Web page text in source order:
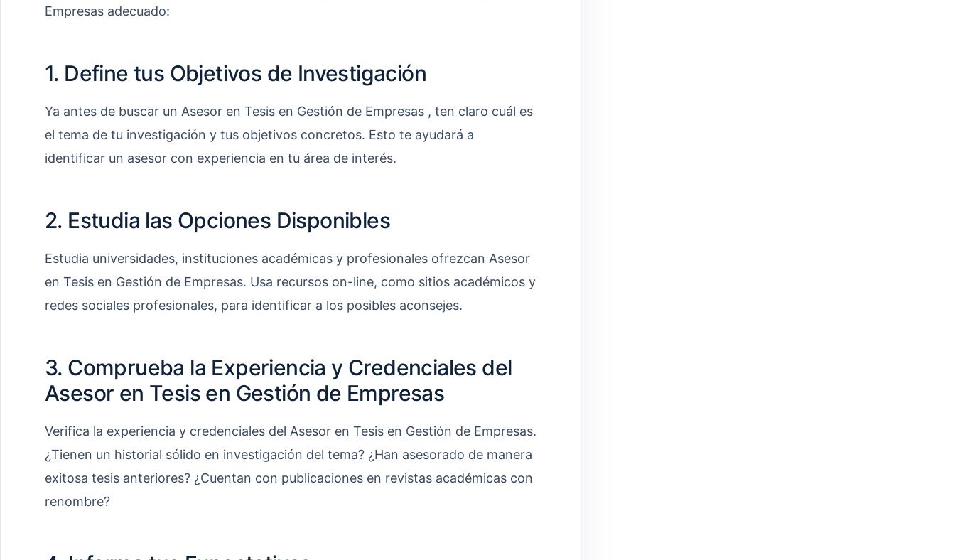
Empresas adecuado:
1. Define tus Objetivos de Investigación
Ya antes de buscar un Asesor en Tesis en Gestión de Empresas , ten claro cuál es
el tema de tu investigación y tus objetivos concretos. Esto te ayudará a
identificar un asesor con experiencia en tu área de interés.
2. Estudia las Opciones Disponibles
Estudia universidades, instituciones académicas y profesionales ofrezcan Asesor
en Tesis en Gestión de Empresas. Usa recursos on-line, como sitios académicos y
redes sociales profesionales, para identificar a los posibles aconsejes.
3. Comprueba la Experiencia y Credenciales del
Asesor en Tesis en Gestión de Empresas
Verifica la experiencia y credenciales del Asesor en Tesis en Gestión de Empresas.
¿Tienen un historial sólido en investigación del tema? ¿Han asesorado de manera
exitosa tesis anteriores? ¿Cuentan con publicaciones en revistas académicas con
renombre?